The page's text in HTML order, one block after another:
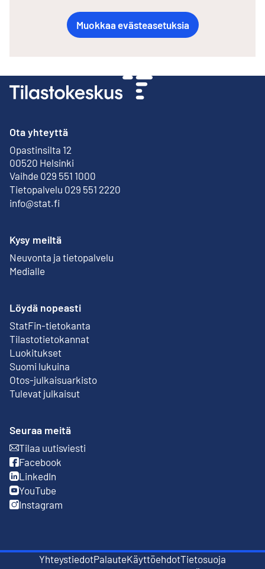
Muokkaa evästeasetuksia
Ota yhteyttä
Opastinsilta 12
00520 Helsinki
Ulkoinen linkki
Vaihde 029 551 1000
Tietopalvelu 029 551 2220
info@stat.fi
Kysy meiltä
Neuvonta ja tietopalvelu
Medialle
Löydä nopeasti
StatFin-tietokanta
Ulkoinen linkki
Tilastotietokannat
Luokitukset
Suomi lukuina
Otos-julkaisuarkisto
Ulkoinen linkki
Tulevat julkaisut
Seuraa meitä
Tilaa uutisviesti
Ulkoinen linkki
Facebook
Ulkoinen linkki
LinkedIn
Ulkoinen linkki
YouTube
Ulkoinen linkki
Instagram
Ulkoinen linkki
YhteystiedotPalaute
Ulkoinen linkki
Käyttöehdot
Ulkoinen linkki
Tietosuoja